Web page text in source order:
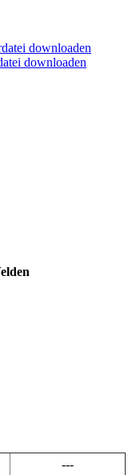
downloaden
downloaden
---